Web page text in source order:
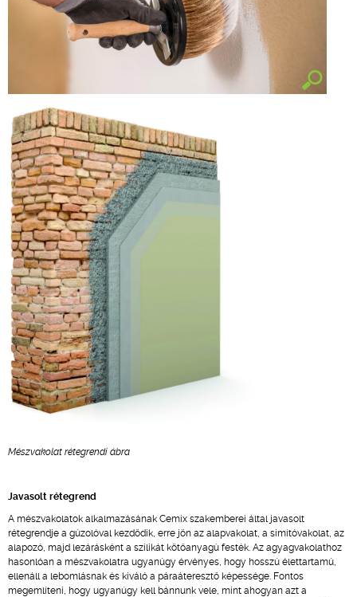
Mészvakolat rétegrendi ábra
Javasolt rétegrend
A mészvakolatok alkalmazásának Cemix szakemberei által javasolt
rétegrendje a gúzolóval kezdődik, erre jön az alapvakolat, a simítóvakolat, az
alapozó, majd lezárásként a szilikát kötőanyagú festék. Az agyagvakolathoz
hasonlóan a mészvakolatra ugyanúgy érvényes, hogy hosszú élettartamú,
ellenáll a lebomlásnak és kiváló a páraáteresztő képessége. Fontos
megemlíteni, hogy ugyanúgy kell bánnunk vele, mint ahogyan azt a